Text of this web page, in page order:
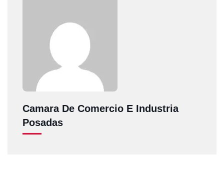
Camara De Comercio E Industria
Posadas